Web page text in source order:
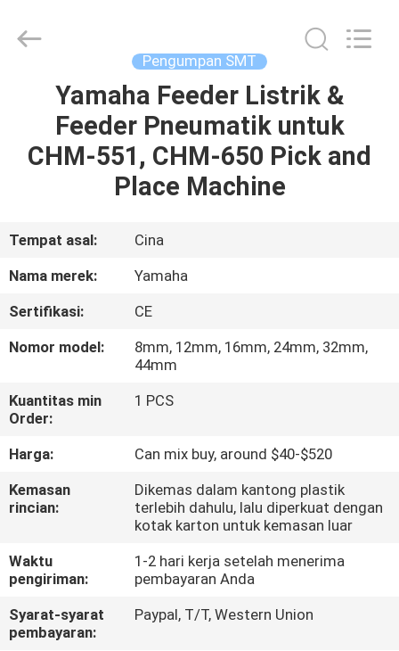
RUMAH
PRODUK
TENTANG
TUR
KONTROL
KUALITAS
KAMI
BERITA
TECHNOLOGY
LIMITED.
Pengumpan SMT
Yamaha Feeder Listrik &
Feeder Pneumatik untuk
CHM-551, CHM-650 Pick and
Place Machine
Tempat asal:
Cina
Nama merek:
Yamaha
Sertifikasi:
CE
Nomor model:
8mm, 12mm, 16mm, 24mm, 32mm,
44mm
Kuantitas min
Order:
1 PCS
Harga:
Can mix buy, around $40-$520
Kemasan
rincian:
Dikemas dalam kantong plastik
terlebih dahulu, lalu diperkuat dengan
kotak karton untuk kemasan luar
Waktu
pengiriman:
1-2 hari kerja setelah menerima
pembayaran Anda
Syarat-syarat
pembayaran:
Paypal, T/T, Western Union